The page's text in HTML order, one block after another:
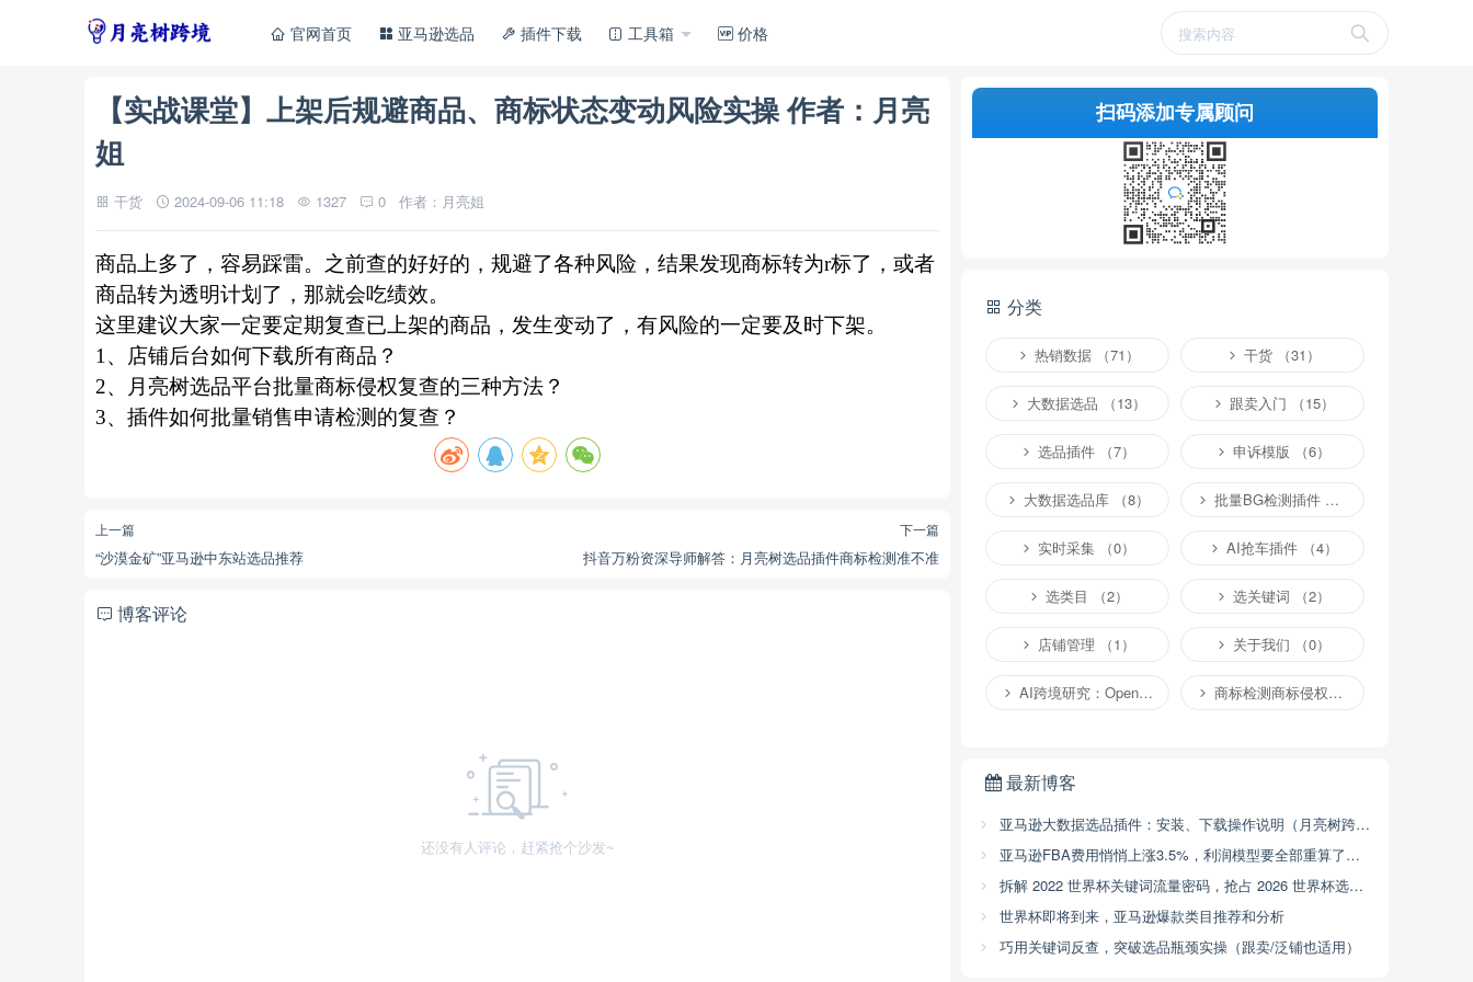
官网首页 亚马逊选品 插件下载 工具箱 价格
【实战课堂】上架后规避商品、商标状态变动风险实操 作者：月亮
姐
干货 2024-09-06 11:18 1327 0 作者：月亮姐
商品上多了，容易踩雷。之前查的好好的，规避了各种风险，结果发现商标转为r标了，或者
商品转为透明计划了，那就会吃绩效。
这里建议大家一定要定期复查已上架的商品，发生变动了，有风险的一定要及时下架。
1、店铺后台如何下载所有商品？
2、月亮树选品平台批量商标侵权复查的三种方法？
3、插件如何批量销售申请检测的复查？
上一篇
“沙漠金矿”亚马逊中东站选品推荐
下一篇
抖音万粉资深导师解答：月亮树选品插件商标检测准不准
博客评论
还没有人评论，赶紧抢个沙发~
扫码添加专属顾问
分类
热销数据 （71） 干货 （31）
大数据选品 （13） 跟卖入门 （15）
选品插件 （7） 申诉模版 （6）
大数据选品库 （8） 批量BG检测插件 （4）
实时采集 （0） AI抢车插件 （4）
选类目 （2） 选关键词 （2）
店铺管理 （1） 关于我们 （0）
AI跨境研究：OpenClaw小龙虾等应用 （2） 商标检测商标侵权专栏 （1）
最新博客
亚马逊大数据选品插件：安装、下载操作说明（月亮树跨境）
亚马逊FBA费用悄悄上涨3.5%，利润模型要全部重算了（2026年4月17号已开始执行，附解决方案）
拆解 2022 世界杯关键词流量密码，抢占 2026 世界杯选品商机
世界杯即将到来，亚马逊爆款类目推荐和分析
巧用关键词反查，突破选品瓶颈实操（跟卖/泛铺也适用）